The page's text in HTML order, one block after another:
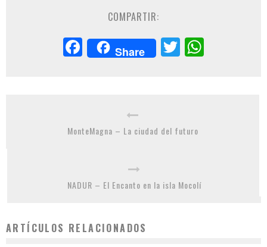
COMPARTIR:
Facebook
Share Twitter
MonteMagna – La ciudad del futuro
NADUR – El Encanto en la isla Mocolí
ARTÍCULOS RELACIONADOS